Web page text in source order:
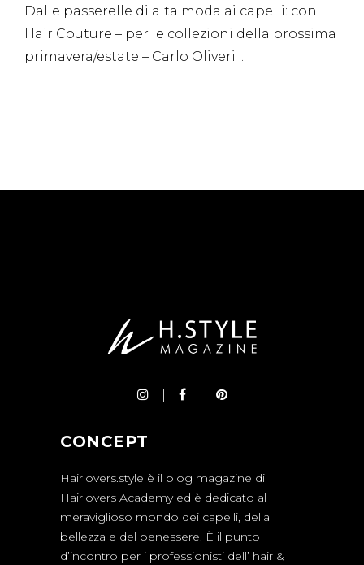
Dalle passerelle di alta moda ai capelli: con
Hair Couture – per le collezioni della prossima
primavera/estate – Carlo Oliveri
CONCEPT
Hairlovers.style è il blog magazine di
Hairlovers Academy ed è dedicato al
meraviglioso mondo dei capelli, della
bellezza e del benessere. È il punto
d’incontro per i professionisti dell’ hair &